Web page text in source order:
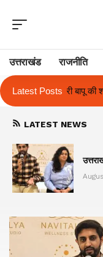
उत्तराखंड राजनीति
Latest Posts
उनके परिजनों को सहायता
LATEST NEWS